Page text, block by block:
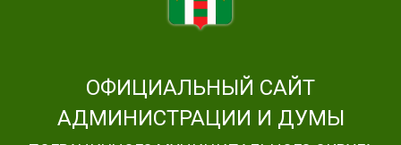
ОФИЦИАЛЬНЫЙ САЙТ
АДМИНИСТРАЦИИ И ДУМЫ